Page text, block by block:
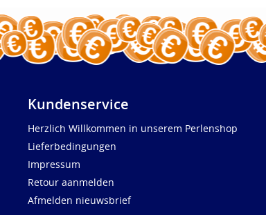
Kundenservice
Herzlich Willkommen in unserem Perlenshop
Lieferbedingungen
Impressum
Retour aanmelden
Afmelden nieuwsbrief